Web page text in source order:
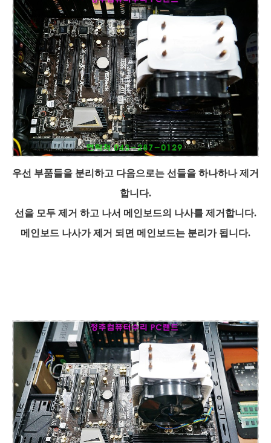
우선 부품들을 분리하고 다음으로는 선들을 하나하나 제거
합니다.
선을 모두 제거 하고 나서 메인보드의 나사를 제거합니다.
메인보드 나사가 제거 되면 메인보드는 분리가 됩니다.